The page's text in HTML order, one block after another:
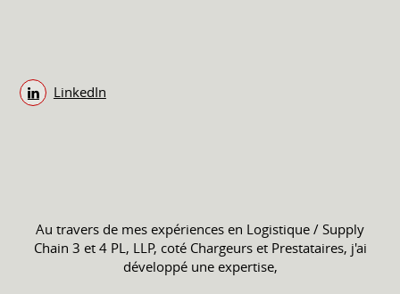
LinkedIn
Au travers de mes expériences en Logistique / Supply
Chain 3 et 4 PL, LLP, coté Chargeurs et Prestataires, j'ai
développé une expertise,